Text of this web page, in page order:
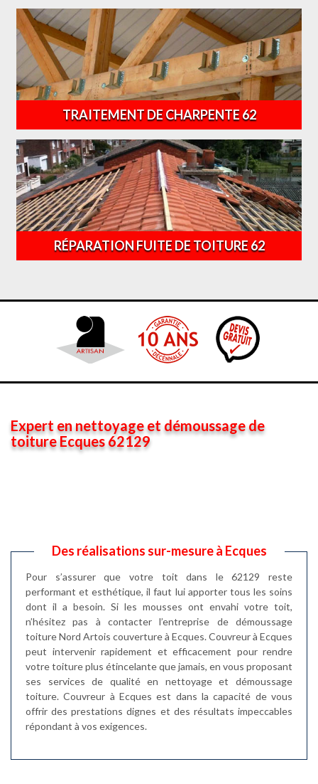
TRAITEMENT DE CHARPENTE 62
RÉPARATION FUITE DE TOITURE 62
Expert en nettoyage et démoussage de
toiture Ecques 62129
Des réalisations sur-mesure à Ecques
Pour s’assurer que votre toit dans le 62129 reste
performant et esthétique, il faut lui apporter tous les soins
dont il a besoin. Si les mousses ont envahi votre toit,
n’hésitez pas à contacter l’entreprise de démoussage
toiture Nord Artois couverture à Ecques. Couvreur à Ecques
peut intervenir rapidement et efficacement pour rendre
votre toiture plus étincelante que jamais, en vous proposant
ses services de qualité en nettoyage et démoussage
toiture. Couvreur à Ecques est dans la capacité de vous
offrir des prestations dignes et des résultats impeccables
répondant à vos exigences.